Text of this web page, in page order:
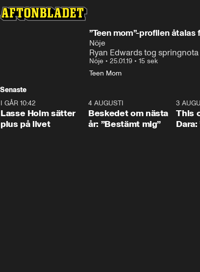
”Teen mom”-profilen
Nöje
Ryan Edwards tog
Nöje • 25.01.19 • 15 sek
Teen Mom
Senaste
1:04
I GÅR 10:42
Lasse Holm sätter
plus på livet
0:24
4 AUGUSTI
Beskedet om nästa
år: ”Bestämt mig”
3
This
Dara: